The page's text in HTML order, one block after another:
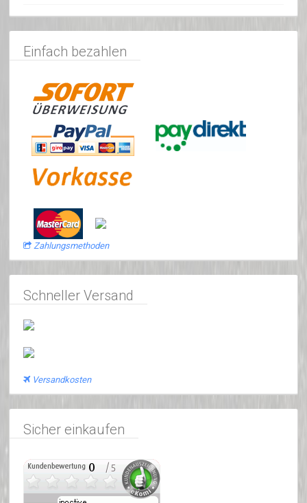
Einfach bezahlen
Zahlungsmethoden
Schneller Versand
Versandkosten
Sicher einkaufen